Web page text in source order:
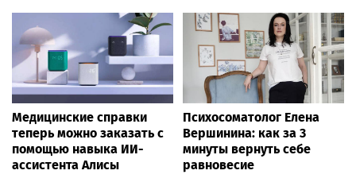
Медицинские справки
теперь можно заказать с
помощью навыка ИИ-
ассистента Алисы
Психосоматолог Елена
Вершинина: как за 3
минуты вернуть себе
равновесие